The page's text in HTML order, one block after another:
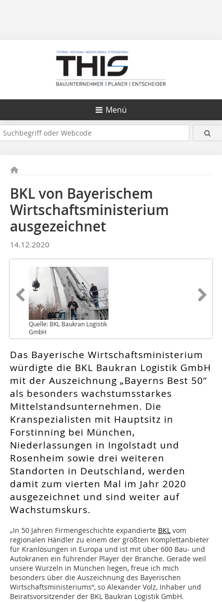
Menü
BKL von Bayerischem
Wirtschaftsministerium
ausgezeichnet
14.12.2020
Quelle: BKL Baukran Logistik
GmbH
Das Bayerische Wirtschaftsministerium
würdigte die BKL Baukran Logistik GmbH
mit der Auszeichnung „Bayerns Best 50“
als besonders wachstumsstarkes
Mittelstandsunternehmen. Die
Kranspezialisten mit Hauptsitz in
Forstinning bei München,
Niederlassungen in Ingolstadt und
Rosenheim sowie drei weiteren
Standorten in Deutschland, werden
damit zum vierten Mal im Jahr 2020
ausgezeichnet und sind weiter auf
Wachstumskurs.
„In 50 Jahren Firmengeschichte expandierte BKL vom
regionalen Händler zu einem der größten Komplettanbieter
für Kranlösungen in Europa und ist mit über 600 Bau- und
Autokranen ein führender Player der Branche. Gerade weil
unsere Wurzeln in München liegen, freue ich mich
besonders über die Auszeichnung des Bayerischen
Wirtschaftsministeriums“, so Alexander Volz, Inhaber und
Beiratsvorsitzender der BKL Baukran Logistik GmbH.